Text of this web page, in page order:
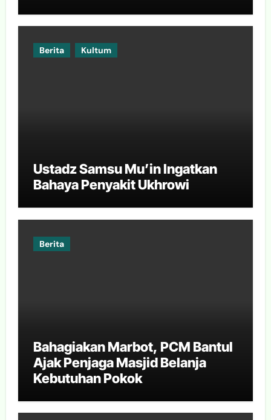
Berita Kultum
Ustadz Samsu Mu’in Ingatkan
Bahaya Penyakit Ukhrowi
Berita
Bahagiakan Marbot, PCM Bantul
Ajak Penjaga Masjid Belanja
Kebutuhan Pokok